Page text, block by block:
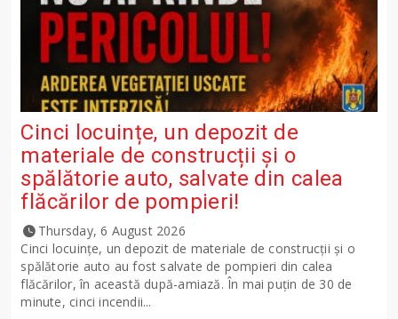
Cinci locuințe, un depozit de
materiale de construcții și o
spălătorie auto, salvate din calea
flăcărilor de pompieri!
Thursday, 6 August 2026
Cinci locuințe, un depozit de materiale de construcții și o
spălătorie auto au fost salvate de pompieri din calea
flăcărilor, în această după-amiază. În mai puțin de 30 de
minute, cinci incendii...